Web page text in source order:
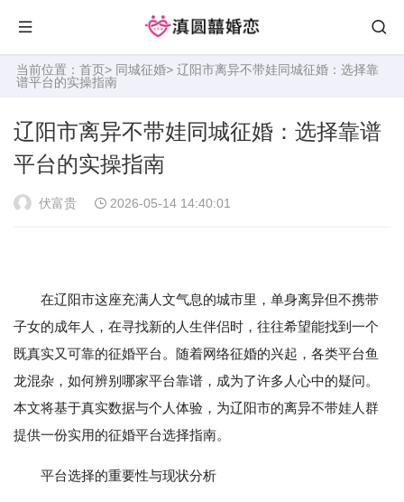
当前位置： 首页> 同城征婚> 辽阳市离异不带娃同城征婚：选择靠
谱平台的实操指南
辽阳市离异不带娃同城征婚：选择靠谱
平台的实操指南
伏富贵 2026-05-14 14:40:01
在辽阳市这座充满人文气息的城市里，单身离异但不携带
子女的成年人，在寻找新的人生伴侣时，往往希望能找到一个
既真实又可靠的征婚平台。随着网络征婚的兴起，各类平台鱼
龙混杂，如何辨别哪家平台靠谱，成为了许多人心中的疑问。
本文将基于真实数据与个人体验，为辽阳市的离异不带娃人群
提供一份实用的征婚平台选择指南。
平台选择的重要性与现状分析